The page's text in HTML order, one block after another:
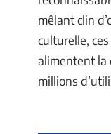
mêlant clin
culturelle,
alimentent la
millions